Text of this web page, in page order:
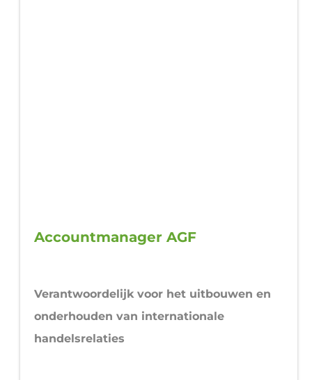
Accountmanager AGF
Verantwoordelijk voor het uitbouwen en
onderhouden van internationale
handelsrelaties